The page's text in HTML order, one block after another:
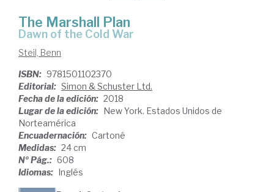
The Marshall Plan
dawn of the Cold War
Steil, Benn
ISBN: 9781501102370
Editorial: Simon & Schuster Ltd.
Fecha de la edición: 2018
Lugar de la edición: New York. Estados Unidos de
Norteamérica
Encuadernación: Cartoné
Medidas: 24 cm
Nº Pág.: 608
Idiomas: Inglés